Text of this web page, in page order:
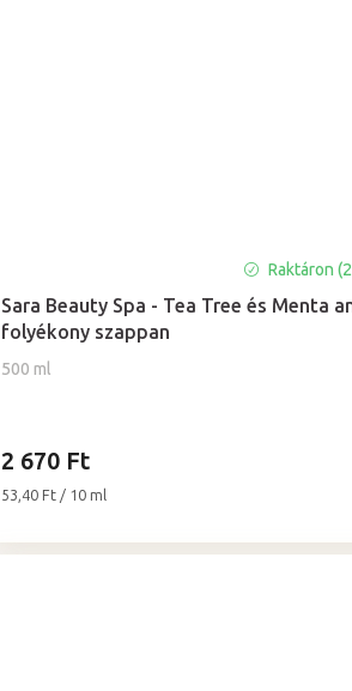
Sara Beauty Spa - Tea Tree és Menta
folyékony szappan
500 ml
Raktáron
2 670 Ft
Egységár:
53,40 Ft / 10 ml